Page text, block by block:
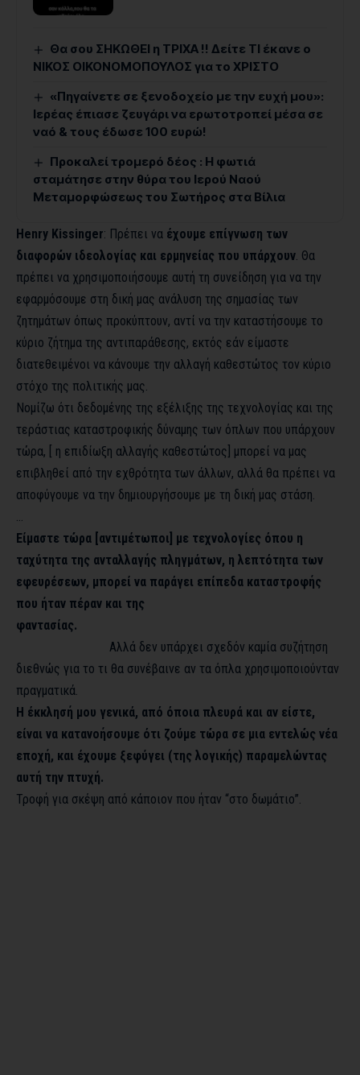
Θα σου ΣΗΚΩΘΕΙ η ΤΡΙΧΑ !! Δείτε ΤΙ έκανε ο
ΝΙΚΟΣ ΟΙΚΟΝΟΜΟΠΟΥΛΟΣ για το ΧΡΙΣΤΟ
«Πηγαίνετε σε ξενοδοχείο με την ευχή μου»:
Ιερέας έπιασε ζευγάρι να ερωτοτροπεί μέσα σε
ναό & τους έδωσε 100 ευρώ!
Προκαλεί τρομερό δέος : Η φωτιά
σταμάτησε στην θύρα του Ιερού Ναού
Μεταμορφώσεως του Σωτήρος στα Βίλια
Henry Kissinger: Πρέπει να έχουμε επίγνωση των
διαφορών ιδεολογίας και ερμηνείας που υπάρχουν . Θα
πρέπει να χρησιμοποιήσουμε αυτή τη συνείδηση για να την
εφαρμόσουμε στη δική μας ανάλυση της σημασίας των
ζητημάτων όπως προκύπτουν, αντί να την καταστήσουμε το
κύριο ζήτημα της αντιπαράθεσης, εκτός εάν είμαστε
διατεθειμένοι να κάνουμε την αλλαγή καθεστώτος τον κύριο
στόχο της πολιτικής μας.
Νομίζω ότι δεδομένης της εξέλιξης της τεχνολογίας και της
τεράστιας καταστροφικής δύναμης των όπλων που υπάρχουν
τώρα, [ η επιδίωξη αλλαγής καθεστώτος] μπορεί να μας
επιβληθεί από την εχθρότητα των άλλων, αλλά θα πρέπει να
αποφύγουμε να την δημιουργήσουμε με τη δική μας στάση.
Είμαστε τώρα [αντιμέτωποι] με τεχνολογίες όπου η
ταχύτητα της ανταλλαγής πληγμάτων, η λεπτότητα των
εφευρέσεων, μπορεί να παράγει επίπεδα καταστροφής
που ήταν πέραν και της
φαντασίας.
Αλλά δεν υπάρχει σχεδόν καμία συζήτηση
διεθνώς για το τι θα συνέβαινε αν τα όπλα χρησιμοποιούνταν
πραγματικά.
Η έκκλησή μου γενικά, από όποια πλευρά και αν είστε,
είναι να κατανοήσουμε ότι ζούμε τώρα σε μια εντελώς νέα
εποχή, και έχουμε ξεφύγει (της λογικής) παραμελώντας
αυτή την πτυχή.
Τροφή για σκέψη από κάποιον που ήταν “στο δωμάτιο”.